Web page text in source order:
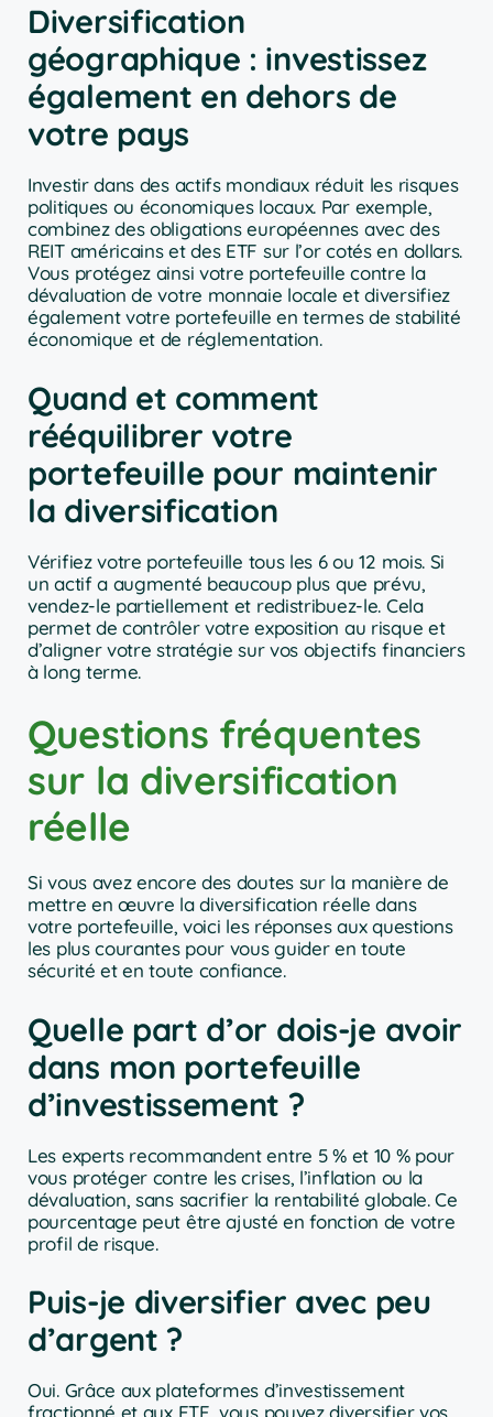
Diversification
géographique : investissez
également en dehors de
votre pays
Investir dans des actifs mondiaux réduit les risques
politiques ou économiques locaux. Par exemple,
combinez des obligations européennes avec des
REIT américains et des ETF sur l’or cotés en dollars.
Vous protégez ainsi votre portefeuille contre la
dévaluation de votre monnaie locale et diversifiez
également votre portefeuille en termes de stabilité
économique et de réglementation.
Quand et comment
rééquilibrer votre
portefeuille pour maintenir
la diversification
Vérifiez votre portefeuille tous les 6 ou 12 mois. Si
un actif a augmenté beaucoup plus que prévu,
vendez-le partiellement et redistribuez-le. Cela
permet de contrôler votre exposition au risque et
d’aligner votre stratégie sur vos objectifs financiers
à long terme.
Questions fréquentes
sur la diversification
réelle
Si vous avez encore des doutes sur la manière de
mettre en œuvre la diversification réelle dans
votre portefeuille, voici les réponses aux questions
les plus courantes pour vous guider en toute
sécurité et en toute confiance.
Quelle part d’or dois-je avoir
dans mon portefeuille
d’investissement ?
Les experts recommandent entre 5 % et 10 % pour
vous protéger contre les crises, l’inflation ou la
dévaluation, sans sacrifier la rentabilité globale. Ce
pourcentage peut être ajusté en fonction de votre
profil de risque.
Puis-je diversifier avec peu
d’argent ?
Oui. Grâce aux plateformes d’investissement